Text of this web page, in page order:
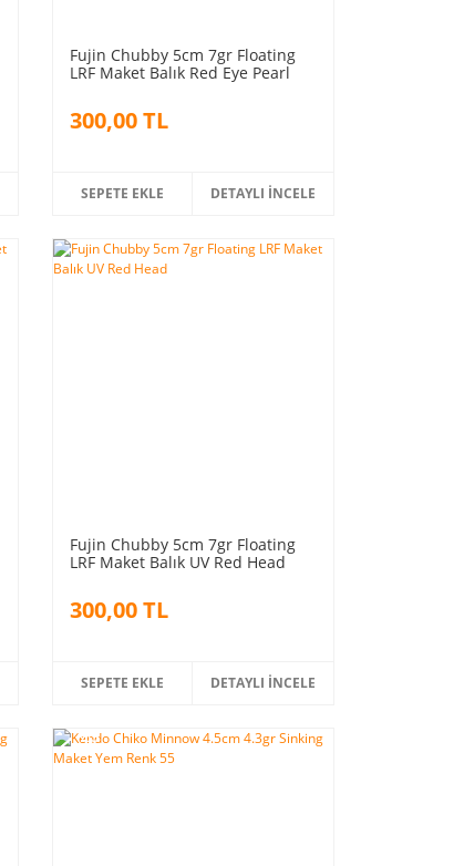
Fujin Chubby 5cm 7gr Floating
LRF Maket Balık Red Eye Pearl
300,00 TL
SEPETE EKLE DETAYLI İNCELE
Fujin Chubby 5cm 7gr Floating
LRF Maket Balık UV Red Head
300,00 TL
SEPETE EKLE DETAYLI İNCELE
%5